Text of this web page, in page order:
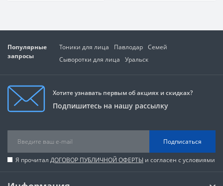
Популярные
запросы
Тоники для лица Павлодар
Семей
Сыворотки для лица
Уральск
Хотите узнавать первым об акциях и скидках?
Подпишитесь на нашу рассылку
Подписаться
Я прочитал ДОГОВОР ПУБЛИЧНОЙ ОФЕРТЫ и согласен с условиями